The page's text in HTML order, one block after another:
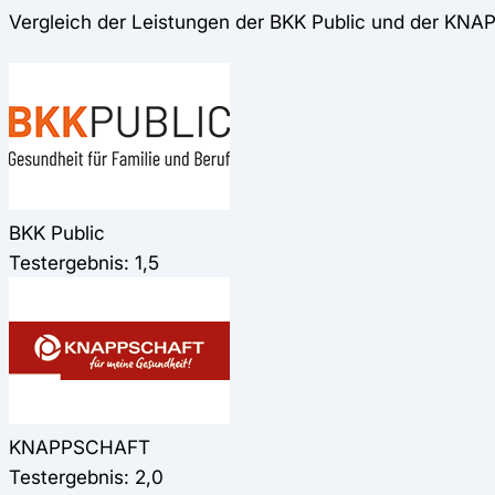
Vergleich der Leistungen der BKK Public und der
BKK Public
Testergebnis: 1,5
KNAPPSCHAFT
Testergebnis: 2,0